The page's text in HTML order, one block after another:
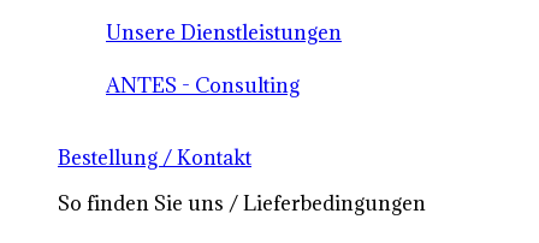
Unsere Dienstleistungen
ANTES - Consulting
Bestellung / Kontakt
So finden Sie uns / Lieferbedingungen